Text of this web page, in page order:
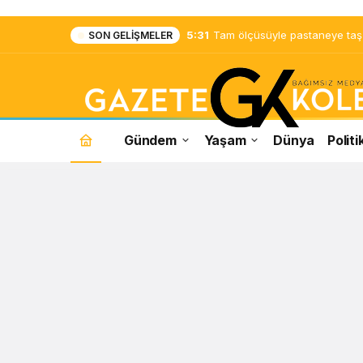
SON GELIŞMELER 5:31 Tam ölçüsüyle pastaneye
Biden
Gündem Yaşam Dünya